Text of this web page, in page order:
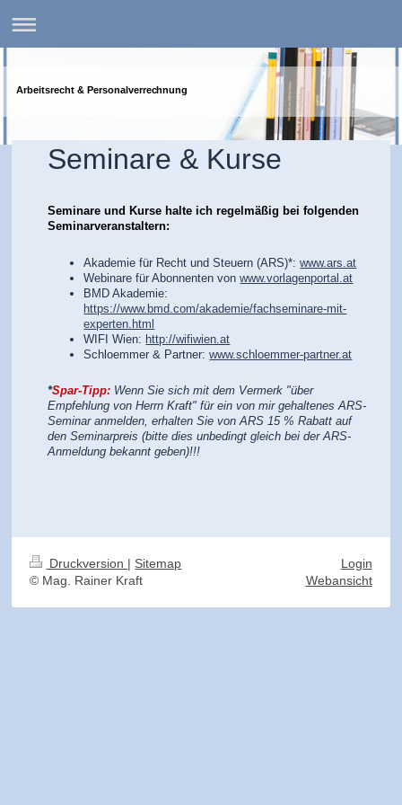
Arbeitsrecht & Personalverrechnung
Seminare & Kurse
Seminare und Kurse halte ich regelmäßig bei folgenden
Seminarveranstaltern:
Akademie für Recht und Steuern (ARS)*:www.ars.at
Webinare für Abonnenten vonwww.vorlagenportal.at
BMD Akademie:
https://www.bmd.com/akademie/fachseminare-mit-
experten.html
WIFI Wien: http://wifiwien.at
Schloemmer & Partner:www.schloemmer-partner.at
*Spar-Tipp: Wenn Sie sich mit dem Vermerk "über
Empfehlung von Herrn Kraft" für ein von mir gehaltenes ARS-
Seminar anmelden, erhalten Sie von ARS 15 % Rabatt auf
den Seminarpreis (bitte dies unbedingt gleich bei der ARS-
Anmeldung bekannt geben)!!!
Druckversion | Sitemap
© Mag. Rainer Kraft
Login
Webansicht